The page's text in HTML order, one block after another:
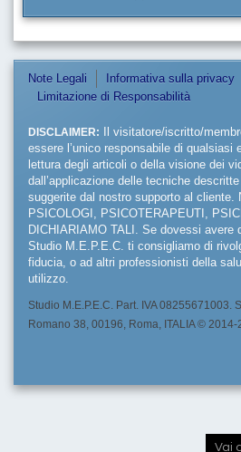
Note Legali
Informativa sulla privacy
Limitazione di Responsabilità
DISCLAIMER: Il visitatore/iscritto/
essere l’unico responsabile di qualsiasi
lettura degli articoli o della visione dei
dall’applicazione delle tecniche
suggerite dal nostro supporto al cliente.
PSICOLOGI, PSICOTERAPEUTI,
DICHIARIAMO TALI. Se dovessi avere
Studio M.E.P.E.C. ti consigliamo di
fiducia, o ad altri professionisti della
utilizzo.
Studio M.E.P.E.C. Part. IVA 08255671003.
Romano 38, 00196, Roma, ITALIA © 2014-
Vai